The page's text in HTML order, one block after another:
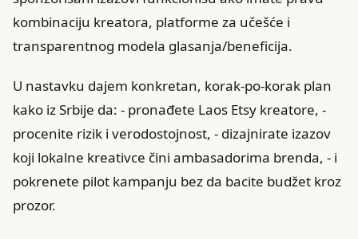
kombinaciju kreatora, platforme za učešće i
transparentnog modela glasanja/beneficija.
U nastavku dajem konkretan, korak-po-korak plan
kako iz Srbije da: - pronađete Laos Etsy kreatore, -
procenite rizik i verodostojnost, - dizajnirate izazov
koji lokalne kreativce čini ambasadorima brenda, - i
pokrenete pilot kampanju bez da bacite budžet kroz
prozor.